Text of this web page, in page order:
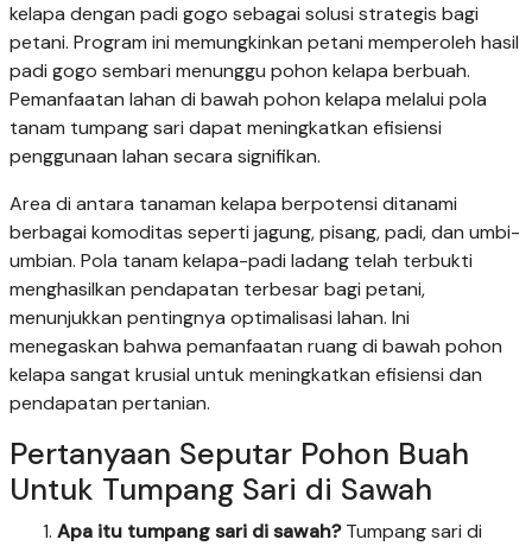
kelapa dengan padi gogo sebagai solusi strategis bagi
petani. Program ini memungkinkan petani memperoleh hasil
padi gogo sembari menunggu pohon kelapa berbuah.
Pemanfaatan lahan di bawah pohon kelapa melalui pola
tanam tumpang sari dapat meningkatkan efisiensi
penggunaan lahan secara signifikan.
Area di antara tanaman kelapa berpotensi ditanami
berbagai komoditas seperti jagung, pisang, padi, dan umbi-
umbian. Pola tanam kelapa-padi ladang telah terbukti
menghasilkan pendapatan terbesar bagi petani,
menunjukkan pentingnya optimalisasi lahan. Ini
menegaskan bahwa pemanfaatan ruang di bawah pohon
kelapa sangat krusial untuk meningkatkan efisiensi dan
pendapatan pertanian.
Pertanyaan Seputar Pohon Buah
Untuk Tumpang Sari di Sawah
Apa itu tumpang sari di sawah?Tumpang sari di